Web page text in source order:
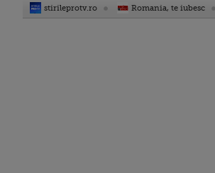
stirileprotv.ro Romania, te iubesc